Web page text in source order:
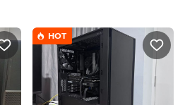
HOT